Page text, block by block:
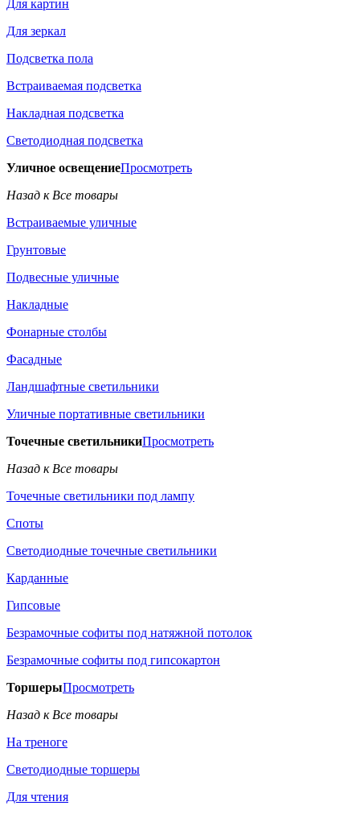
Для картин
Для зеркал
Подсветка пола
Встраиваемая подсветка
Накладная подсветка
Светодиодная подсветка
Уличное освещениеПросмотреть
Назад к Все товары
Встраиваемые уличные
Грунтовые
Подвесные уличные
Накладные
Фонарные столбы
Фасадные
Ландшафтные светильники
Уличные портативные светильники
Точечные светильникиПросмотреть
Назад к Все товары
Точечные светильники под лампу
Споты
Светодиодные точечные светильники
Карданные
Гипсовые
Безрамочные софиты под натяжной потолок
Безрамочные софиты под гипсокартон
ТоршерыПросмотреть
Назад к Все товары
На треноге
Светодиодные торшеры
Для чтения